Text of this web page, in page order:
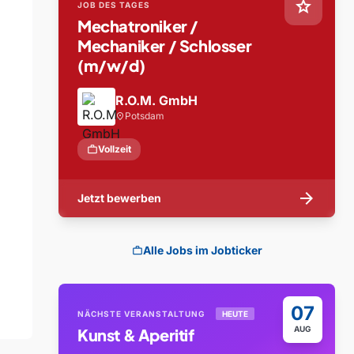
star
JOB DES TAGES
Mechatroniker /
Mechaniker / Schlosser
(m/w/d)
R.O.M. GmbH
location_on Potsdam
workVollzeit
Jetzt bewerben arrow_forward
workAlle Jobs im Jobticker
07
AUG
NÄCHSTE VERANSTALTUNG HEUTE
Kunst & Aperitif